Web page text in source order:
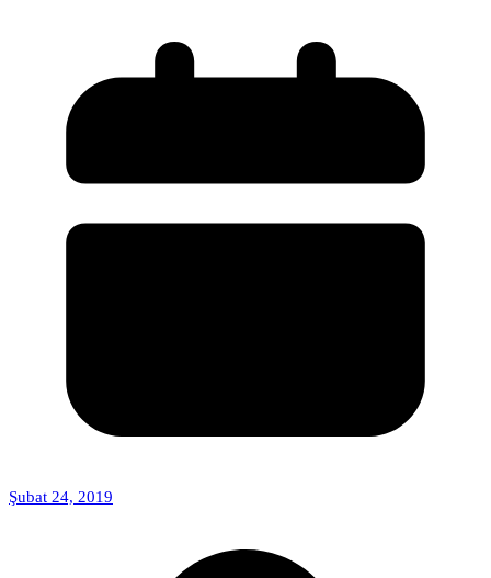
Şubat 24, 2019